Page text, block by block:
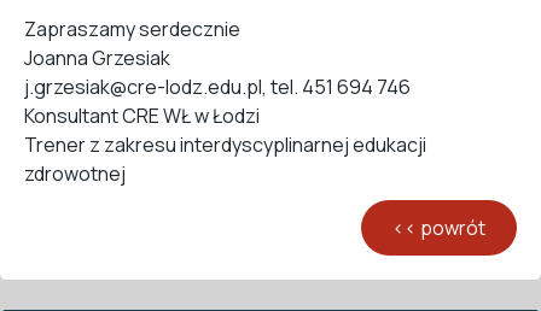
Zapraszamy serdecznie
Joanna Grzesiak
j.grzesiak@cre-lodz.edu.pl, tel. 451 694 746
Konsultant CRE WŁ w Łodzi
Trener z zakresu interdyscyplinarnej edukacji
zdrowotnej